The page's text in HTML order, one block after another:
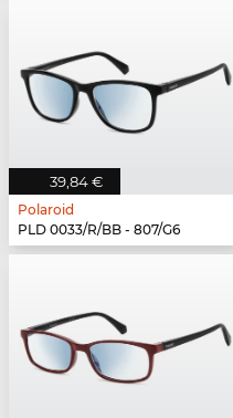
39,84 €
Polaroid
PLD 0033/R/BB - 807/G6